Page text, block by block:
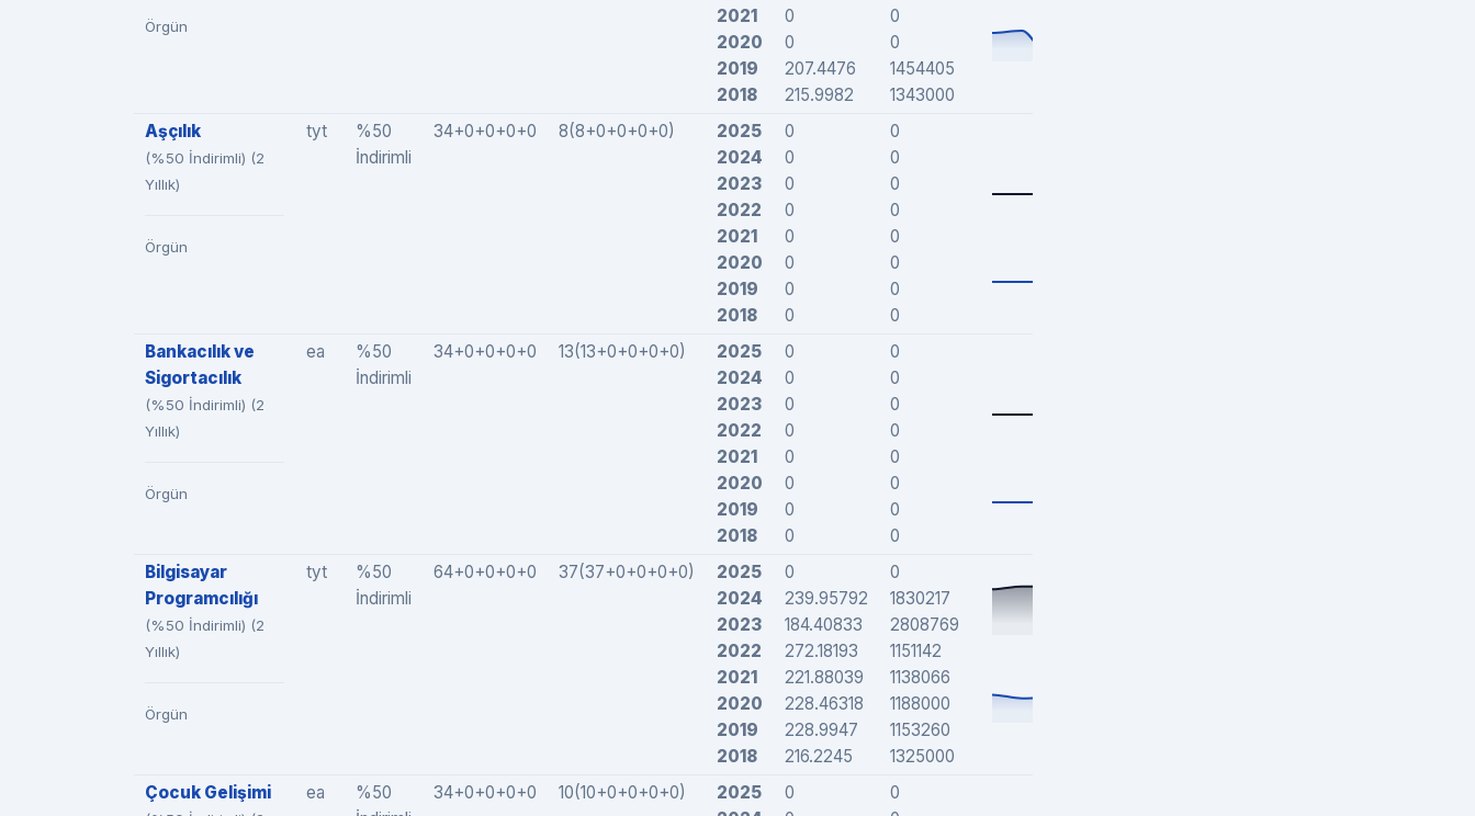
Örgün
2021
2020
2019
2018
0
0
207.4476
215.9982
0
0
1454405
1343000
Aşçılık
(%50 İndirimli) (2
Yıllık)
Örgün
tyt
%50
İndirimli
34+0+0+0+0 8(8+0+0+0+0)
2025
2024
2023
2022
2021
2020
2019
2018
0
0
0
0
0
0
0
0
0
0
0
0
0
0
0
0
Bankacılık ve
Sigortacılık
(%50 İndirimli) (2
Yıllık)
Örgün
ea
%50
İndirimli
34+0+0+0+0 13(13+0+0+0+0)
2025
2024
2023
2022
2021
2020
2019
2018
0
0
0
0
0
0
0
0
0
0
0
0
0
0
0
0
Bilgisayar
Programcılığı
(%50 İndirimli) (2
Yıllık)
Örgün
tyt
%50
İndirimli
64+0+0+0+0 37(37+0+0+0+0)
2025
2024
2023
2022
2021
2020
2019
2018
0
239.95792
184.40833
272.18193
221.88039
228.46318
228.9947
216.2245
0
1830217
2808769
1151142
1138066
1188000
1153260
1325000
Çocuk Gelişimi
ea
%50
34+0+0+0+0 10(10+0+0+0+0)
2025
0
0